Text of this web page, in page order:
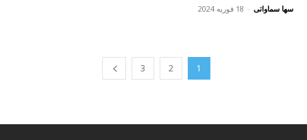
سها سماواتی - 18 فوریه 2024
1
2
3